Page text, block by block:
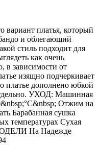
вариант платья, который
и облегающий
стиль подходит для
как очень
в зависимости от
изящно подчеркивает
платье дополнено юбкой
УХОД: Машинная
Отжим на
Барабанная сушка
температурах Сухая
На Надежде